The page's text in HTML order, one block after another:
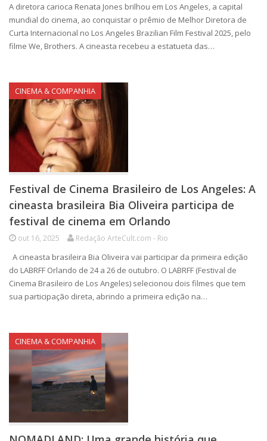
A diretora carioca Renata Jones brilhou em Los Angeles, a capital
mundial do cinema, ao conquistar o prêmio de Melhor Diretora de
Curta Internacional no Los Angeles Brazilian Film Festival 2025, pelo
filme We, Brothers. A cineasta recebeu a estatueta das…
CINEMA & COMPANHIA
Festival de Cinema Brasileiro de Los Angeles: A
cineasta brasileira Bia Oliveira participa de
festival de cinema em Orlando
out 16, 2025 Redação ArteCult.com - Rio
A cineasta brasileira Bia Oliveira vai participar da primeira edição
do LABRFF Orlando de 24 a 26 de outubro. O LABRFF (Festival de
Cinema Brasileiro de Los Angeles) selecionou dois filmes que tem
sua participação direta, abrindo a primeira edição na…
CINEMA & COMPANHIA